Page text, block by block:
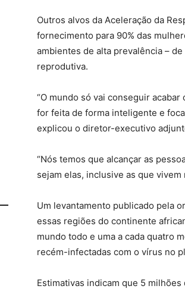
Outros alvos da Aceleração da
fornecimento para 90% das
ambientes de alta prevalência –
reprodutiva.
“O mundo só vai conseguir
for feita de forma inteligente e
explicou o diretor-executivo
“Nós temos que alcançar as
sejam elas, inclusive as que
Um levantamento publicado pela
essas regiões do continente
mundo todo e uma a cada quatro
recém-infectadas com o vírus no
Estimativas indicam que 5